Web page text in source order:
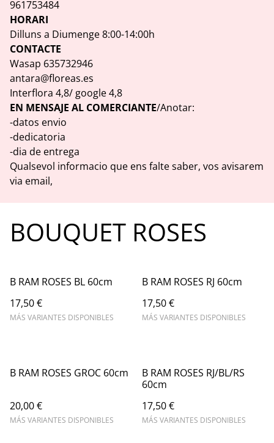
961753484
HORARI
Dilluns a Diumenge 8:00-14:00h
CONTACTE
Wasap 635732946
antara@floreas.es
Interflora 4,8/ google 4,8
EN MENSAJE AL COMERCIANTE/Anotar:
-datos envio
-dedicatoria
-dia de entrega
Qualsevol informacio que ens falte saber, vos avisarem
via email,
BOUQUET ROSES
B RAM ROSES BL 60cm
17,50 €
MÁS VARIANTES DISPONIBLES
B RAM ROSES RJ 60cm
17,50 €
MÁS VARIANTES DISPONIBLES
B RAM ROSES GROC 60cm
20,00 €
MÁS VARIANTES DISPONIBLES
B RAM ROSES RJ/BL/RS
60cm
17,50 €
MÁS VARIANTES DISPONIBLES